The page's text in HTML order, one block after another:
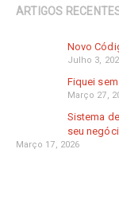
ARTIGOS
Novo
Julho 3,
Fiquei
Março 27,
Sistema
seu
Março 17, 2026